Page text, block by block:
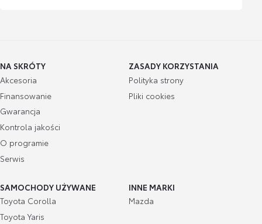
NA SKRÓTY
Akcesoria
Finansowanie
Gwarancja
Kontrola jakości
O programie
Serwis
ZASADY KORZYSTANIA
Polityka strony
Pliki cookies
SAMOCHODY UŻYWANE
Toyota Corolla
Toyota Yaris
INNE MARKI
Mazda